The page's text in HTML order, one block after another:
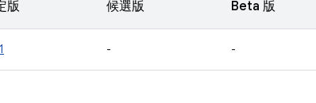
版 候選版 Beta 版
- -